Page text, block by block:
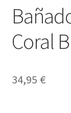
Coral
34,95 €